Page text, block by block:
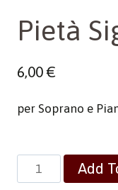
Pietà
6,00€
per Soprano e
Pietà
Signore
Add